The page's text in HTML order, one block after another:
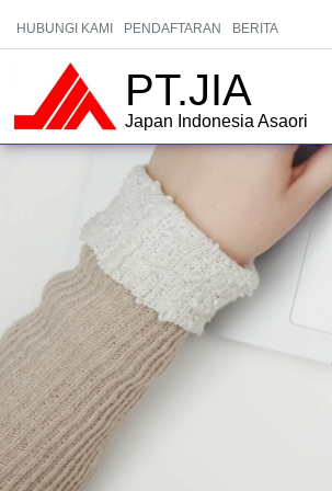
HUBUNGI KAMI PENDAFTARAN BERITA
PT.JIA
Japan Indonesia Asaori